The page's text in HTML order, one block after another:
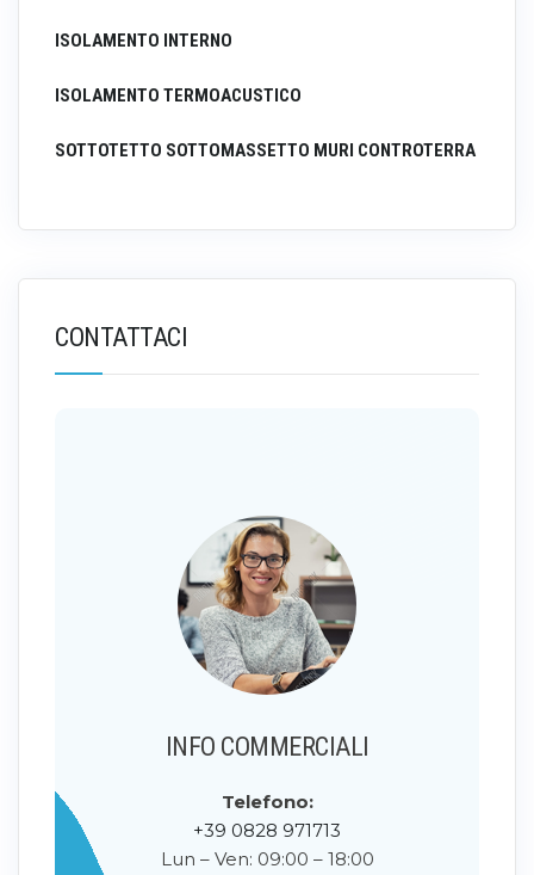
ISOLAMENTO INTERNO
ISOLAMENTO TERMOACUSTICO
SOTTOTETTO SOTTOMASSETTO MURI CONTROTERRA
CONTATTACI
INFO COMMERCIALI
Telefono:
+39 0828 971713
Lun – Ven: 09:00 – 18:00